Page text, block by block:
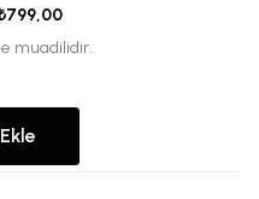
799,00
muadilidir.